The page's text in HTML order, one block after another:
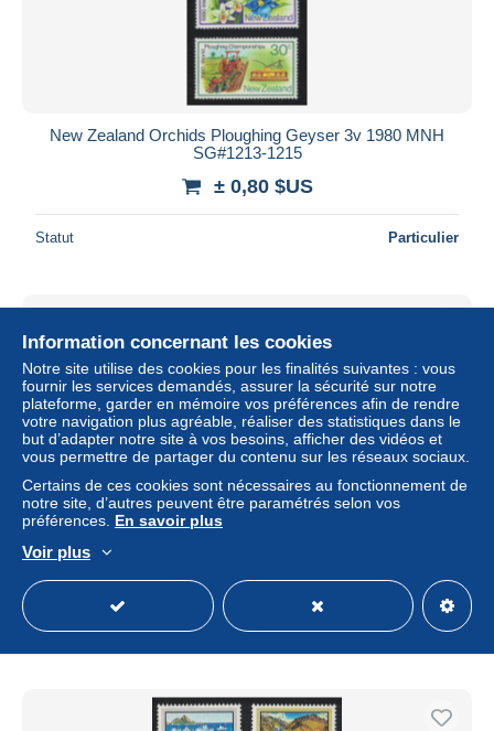
New Zealand Orchids Ploughing Geyser 3v 1980 MNH
SG#1213-1215
± 0,80 $US
Statut Particulier
New Zealand Christmas 3v 1980 MNH SG#1229-1231
± 0,66 $US
Statut Particulier
Information concernant les cookies
Notre site utilise des cookies pour les finalités suivantes : vous
fournir les services demandés, assurer la sécurité sur notre
plateforme, garder en mémoire vos préférences afin de rendre
votre navigation plus agréable, réaliser des statistiques dans le
but d’adapter notre site à vos besoins, afficher des vidéos et
vous permettre de partager du contenu sur les réseaux sociaux.
Certains de ces cookies sont nécessaires au fonctionnement de
notre site, d’autres peuvent être paramétrés selon vos
préférences. En savoir plus
Voir plus